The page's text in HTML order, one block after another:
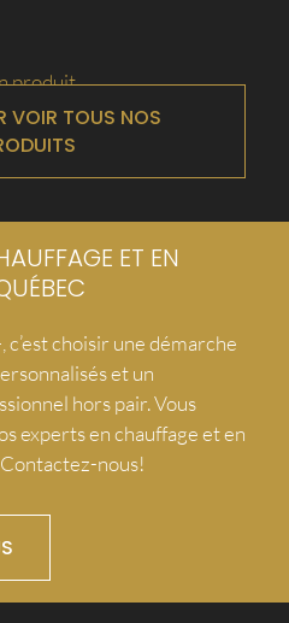
produit...
VOIR TOUS NOS
ET EN
choisir une démarche
et un
hors pair. Vous
experts en chauffage et en
nous!